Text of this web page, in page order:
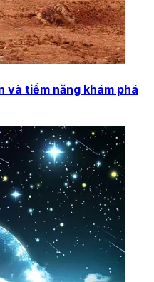
và tiềm năng khám phá